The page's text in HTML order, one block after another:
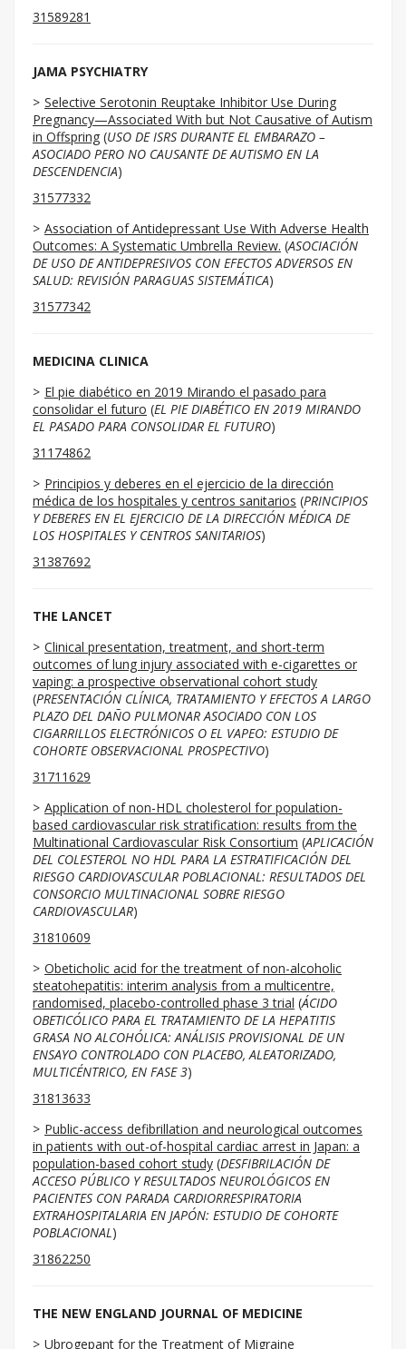
31589281
JAMA PSYCHIATRY
Selective Serotonin Reuptake Inhibitor Use During
Pregnancy—Associated With but Not Causative of Autism
in Offspring (USO DE ISRS DURANTE EL EMBARAZO –
ASOCIADO PERO NO CAUSANTE DE AUTISMO EN LA
DESCENDENCIA)
31577332
Association of Antidepressant Use With Adverse Health
Outcomes: A Systematic Umbrella Review. (ASOCIACIÓN
DE USO DE ANTIDEPRESIVOS CON EFECTOS ADVERSOS EN
SALUD: REVISIÓN PARAGUAS SISTEMÁTICA)
31577342
MEDICINA CLINICA
El pie diabético en 2019 Mirando el pasado para
consolidar el futuro (EL PIE DIABÉTICO EN 2019 MIRANDO
EL PASADO PARA CONSOLIDAR EL FUTURO)
31174862
Principios y deberes en el ejercicio de la dirección
médica de los hospitales y centros sanitarios (PRINCIPIOS
Y DEBERES EN EL EJERCICIO DE LA DIRECCIÓN MÉDICA DE
LOS HOSPITALES Y CENTROS SANITARIOS)
31387692
THE LANCET
Clinical presentation, treatment, and short-term
outcomes of lung injury associated with e-cigarettes or
vaping: a prospective observational cohort study
(PRESENTACIÓN CLÍNICA, TRATAMIENTO Y EFECTOS A LARGO
PLAZO DEL DAÑO PULMONAR ASOCIADO CON LOS
CIGARRILLOS ELECTRÓNICOS O EL VAPEO: ESTUDIO DE
COHORTE OBSERVACIONAL PROSPECTIVO)
31711629
Application of non-HDL cholesterol for population-
based cardiovascular risk stratification: results from the
Multinational Cardiovascular Risk Consortium (APLICACIÓN
DEL COLESTEROL NO HDL PARA LA ESTRATIFICACIÓN DEL
RIESGO CARDIOVASCULAR POBLACIONAL: RESULTADOS DEL
CONSORCIO MULTINACIONAL SOBRE RIESGO
CARDIOVASCULAR)
31810609
Obeticholic acid for the treatment of non-alcoholic
steatohepatitis: interim analysis from a multicentre,
randomised, placebo-controlled phase 3 trial (ÁCIDO
OBETICÓLICO PARA EL TRATAMIENTO DE LA HEPATITIS
GRASA NO ALCOHÓLICA: ANÁLISIS PROVISIONAL DE UN
ENSAYO CONTROLADO CON PLACEBO, ALEATORIZADO,
MULTICÉNTRICO, EN FASE 3)
31813633
Public-access defibrillation and neurological outcomes
in patients with out-of-hospital cardiac arrest in Japan: a
population-based cohort study (DESFIBRILACIÓN DE
ACCESO PÚBLICO Y RESULTADOS NEUROLÓGICOS EN
PACIENTES CON PARADA CARDIORRESPIRATORIA
EXTRAHOSPITALARIA EN JAPÓN: ESTUDIO DE COHORTE
POBLACIONAL)
31862250
THE NEW ENGLAND JOURNAL OF MEDICINE
Ubrogepant for the Treatment of Migraine